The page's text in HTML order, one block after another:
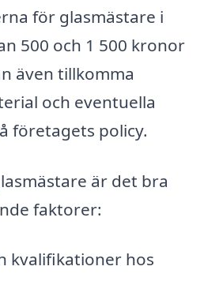
för glasmästare i
500 och 1 500 kronor
även tillkomma
och eventuella
företagets policy.
är det bra
faktorer:
kvalifikationer hos